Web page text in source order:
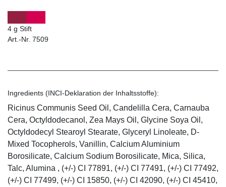
4 g Stift
Art.-Nr. 7509
Ingredients (INCI-Deklaration der Inhaltsstoffe):
Ricinus Communis Seed Oil, Candelilla Cera, Carnauba
Cera, Octyldodecanol, Zea Mays Oil, Glycine Soya Oil,
Octyldodecyl Stearoyl Stearate, Glyceryl Linoleate, D-
Mixed Tocopherols, Vanillin, Calcium Aluminium
Borosilicate, Calcium Sodium Borosilicate, Mica, Silica,
Talc, Alumina , (+/-) CI 77891, (+/-) CI 77491, (+/-) CI 77492,
(+/-) CI 77499, (+/-) CI 15850, (+/-) CI 42090, (+/-) CI 45410,